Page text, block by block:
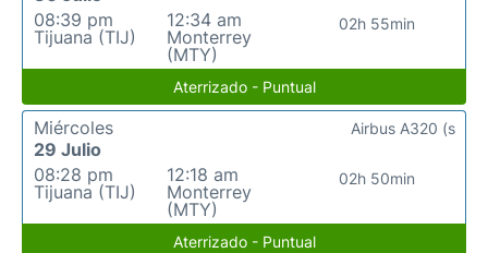
08:39 pm
Tijuana (TIJ)
12:34 am
Monterrey
(MTY)
02h 55min
Aterrizado - Puntual
Miércoles
29 Julio
08:28 pm
Tijuana (TIJ)
12:18 am
Monterrey
(MTY)
02h 50min
Airbus A320 (s
Aterrizado - Puntual